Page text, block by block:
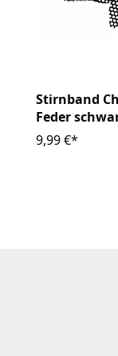
Stirnband
Feder
9,99 €*